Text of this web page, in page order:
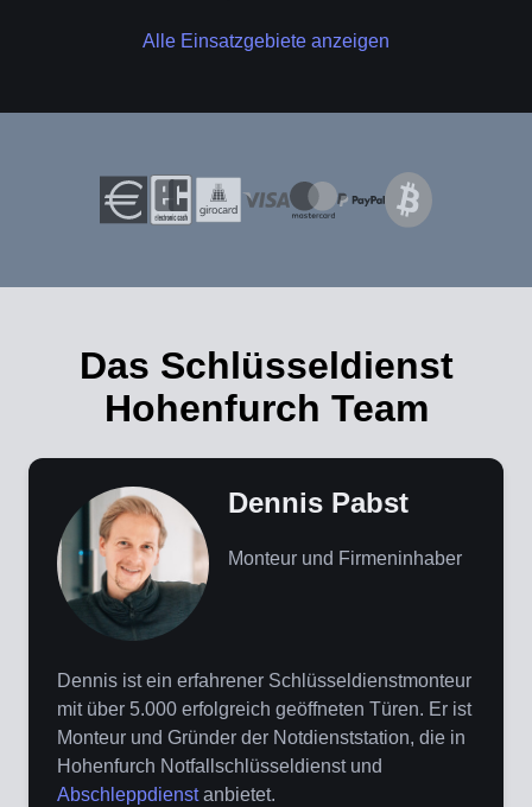
Alle Einsatzgebiete anzeigen
Das Schlüsseldienst
Hohenfurch Team
Dennis Pabst
Monteur und Firmeninhaber
Dennis ist ein erfahrener Schlüsseldienstmonteur
mit über 5.000 erfolgreich geöffneten Türen. Er ist
Monteur und Gründer der Notdienststation, die in
Hohenfurch Notfallschlüsseldienst und
Abschleppdienstanbietet.